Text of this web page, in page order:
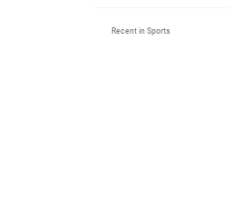
Recent in Sports